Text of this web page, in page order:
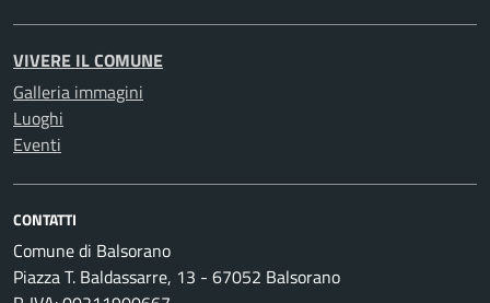
VIVERE IL COMUNE
Galleria immagini
Luoghi
Eventi
CONTATTI
Comune di Balsorano
Piazza T. Baldassarre, 13 - 67052 Balsorano